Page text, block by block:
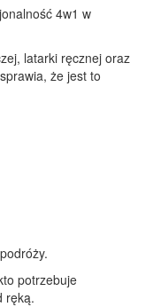
4w1 w
latarki ręcznej oraz
że jest to
potrzebuje
ręką.